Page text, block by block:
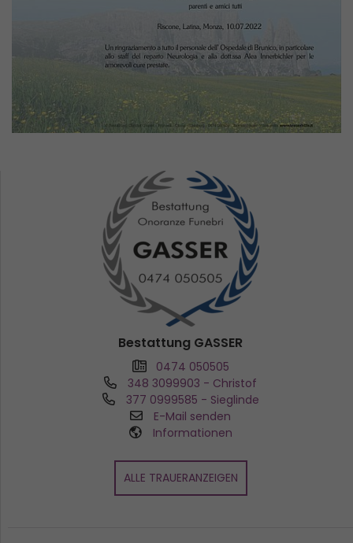
Bestattung GASSER
0474 050505
348 3099903 - Christof
377 0999585 - Sieglinde
E-Mail senden
Informationen
ALLE TRAUERANZEIGEN